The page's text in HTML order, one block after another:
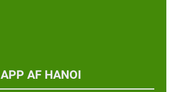
APP AF HANOI